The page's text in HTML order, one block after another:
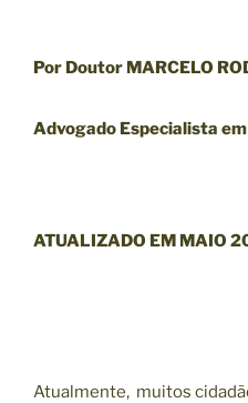
Por Doutor MARCELO
Advogado Especialista
ATUALIZADO EM MAIO
Atualmente, muitos